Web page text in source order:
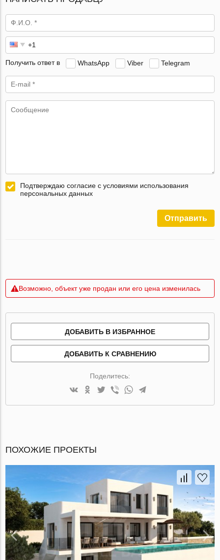
Получить ответ в WhatsApp Viber Telegram
Подтверждаю согласие с условиями использования
персональных данных
Отправить
Возможно, объект уже продан или его цена изменилась
ДОБАВИТЬ В ИЗБРАННОЕ
ДОБАВИТЬ К СРАВНЕНИЮ
Поделитесь:
ПОХОЖИЕ ПРОЕКТЫ